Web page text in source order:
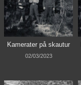
Kamerater på skautur
02/03/2023